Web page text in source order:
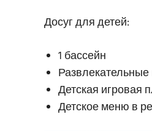
Досуг для детей:
1 бассейн
Детская игровая
Детское меню в